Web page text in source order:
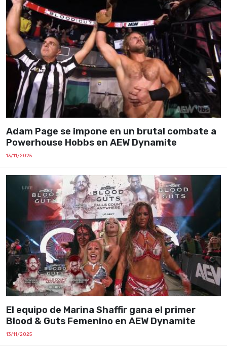
Adam Page se impone en un brutal combate a
Powerhouse Hobbs en AEW Dynamite
13/11/2025
El equipo de Marina Shaffir gana el primer
Blood & Guts Femenino en AEW Dynamite
13/11/2025